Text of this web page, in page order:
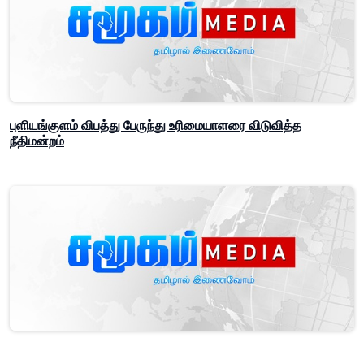
புளியங்குளம் விபத்து பேருந்து உரிமையாளரை விடுவித்த
நீதிமன்றம்